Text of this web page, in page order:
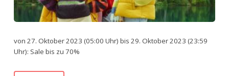
von 27. Oktober 2023 (05:00 Uhr) bis 29. Oktober 2023 (23:59
Uhr): Sale bis zu 70%